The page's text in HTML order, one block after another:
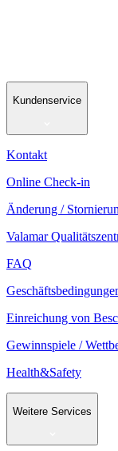
Kundenservice
Kontakt
Online Check-in
Änderung /
Valamar
FAQ
Einreichung von
Gewinnspiele /
Health&Safety
Weitere Services